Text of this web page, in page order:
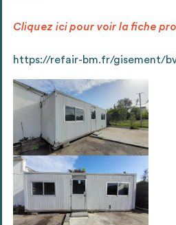
5
Être
* Attention, l’ajout des matériaux
vaut aucunement réservation.
voirFAQ
Cliquez ici pour voir la fiche
https://refair-bm.fr/gisement/